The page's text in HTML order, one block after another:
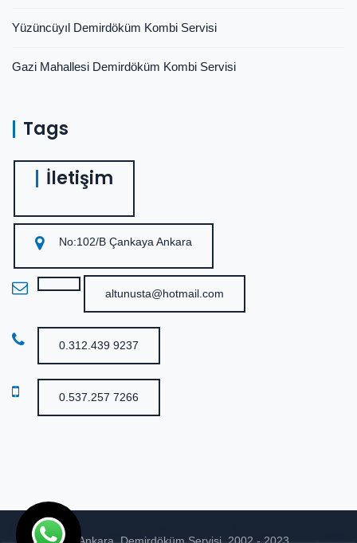
Yüzüncüyıl Demirdöküm Kombi Servisi
Gazi Mahallesi Demirdöküm Kombi Servisi
Tags
İletişim
No:102/B Çankaya Ankara
altunusta@hotmail.com
0.312.439 9237
0.537.257 7266
© Ankara Demirdöküm Servisi 2002 - 2023